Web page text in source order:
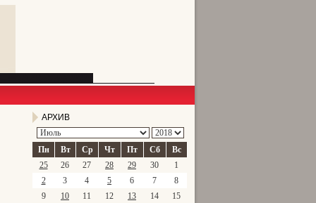
АРХИВ
Пн Вт Ср Чт Пт Сб
Вс
25
26 27 28 29 30
1
2
3 4 5 6 7
8
9
10 11 12 13 14
15